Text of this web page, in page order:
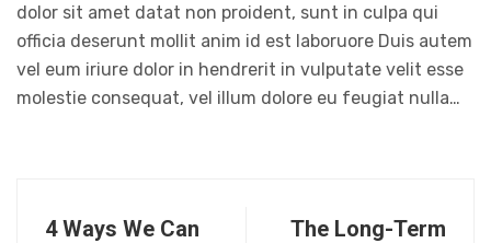
dolor sit amet datat non proident, sunt in culpa qui
officia deserunt mollit anim id est laboruore Duis autem
vel eum iriure dolor in hendrerit in vulputate velit esse
molestie consequat, vel illum dolore eu feugiat nulla…
4 Ways We Can
The Long-Term